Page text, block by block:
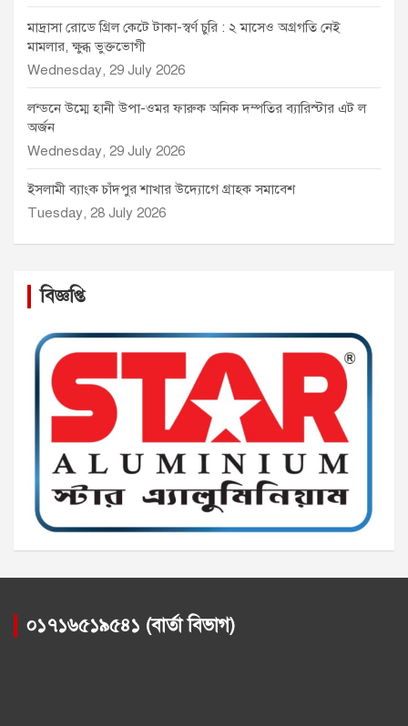
মাদ্রাসা রোডে গ্রিল কেটে টাকা-স্বর্ণ চুরি : ২ মাসেও অগ্রগতি নেই
মামলার, ক্ষুব্ধ ভুক্তভোগী
Wednesday, 29 July 2026
লন্ডনে উম্মে হানী উপা-ওমর ফারুক অনিক দম্পতির ব্যারিস্টার এট ল
অর্জন
Wednesday, 29 July 2026
ইসলামী ব্যাংক চাঁদপুর শাখার উদ্যোগে গ্রাহক সমাবেশ
Tuesday, 28 July 2026
বিজ্ঞপ্তি
০১৭১৬৫১৯৫৪১ (বার্তা বিভাগ)